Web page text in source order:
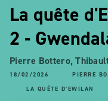
La quête
2 -
Pierre Bottero,
18/02/2026 PIERRE
LA QUÊTE D'EWILAN